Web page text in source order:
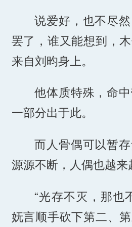
说爱好，也不尽
罢了，谁又能想到，
来自刘昀身上。
他体质特殊，命
一部分出于此。
而人骨偶可以暂
源源不断，人偶也越来
“光存不灭，那也
妩言顺手砍下第二、